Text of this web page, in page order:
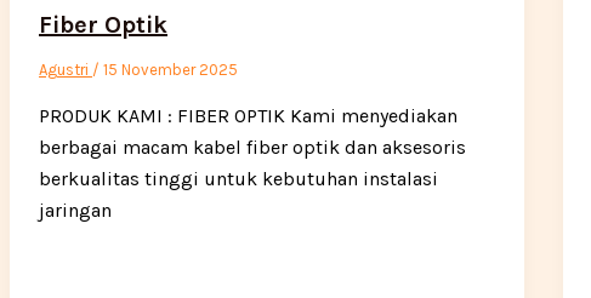
Fiber Optik
Agustri / 15 November 2025
PRODUK KAMI : FIBER OPTIK Kami menyediakan
berbagai macam kabel fiber optik dan aksesoris
berkualitas tinggi untuk kebutuhan instalasi
jaringan